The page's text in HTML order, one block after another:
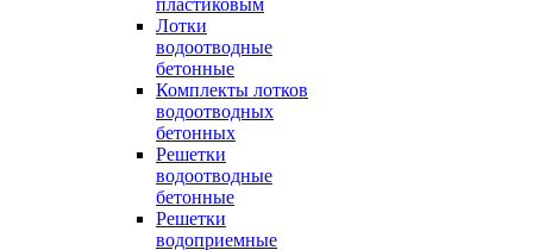
пластиковым
Лотки
водоотводные
бетонные
Комплекты лотков
водоотводных
бетонных
Решетки
водоотводные
бетонные
Решетки
водоприемные